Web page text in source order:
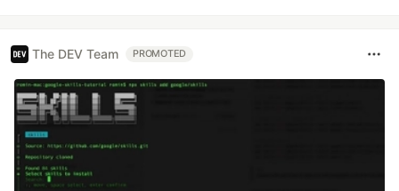
The DEV Team PROMOTED